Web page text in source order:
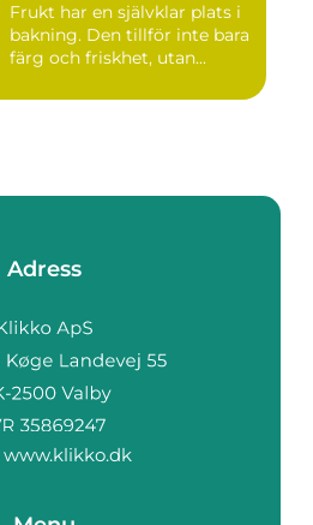
Frukt har en självklar plats i
bakning. Den tillför inte bara
färg och friskhet, utan...
Adress
www.klikko.dk